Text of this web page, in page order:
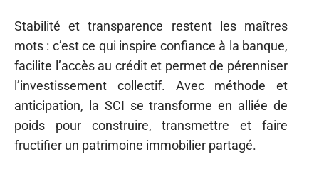
Stabilité et transparence restent les maîtres
mots : c’est ce qui inspire confiance à la banque,
facilite l’accès au crédit et permet de pérenniser
l’investissement collectif. Avec méthode et
anticipation, la SCI se transforme en alliée de
poids pour construire, transmettre et faire
fructifier un patrimoine immobilier partagé.